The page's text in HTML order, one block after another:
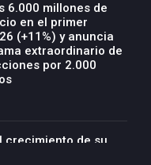
6.000 millones de
en el primer
(+11%) y anuncia
extraordinario de
por 2.000
crecimiento de su